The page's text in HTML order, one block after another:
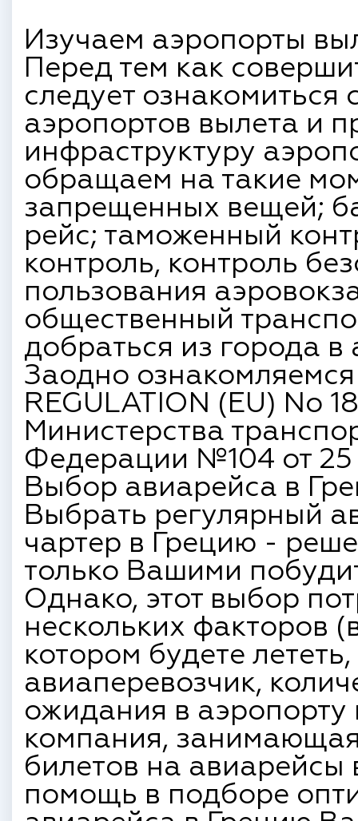
Изучаем аэропорты
Перед тем как
следует
аэропортов вылета и
инфраструктуру
обращаем на такие
запрещенных вещей;
рейс; таможенный
контроль, контроль
пользования
общественный
добраться из города в
Заодно ознакомляемся
REGULATION (EU) No
Министерства
Федерации №104 от 25
Выбор авиарейса в
Выбрать регулярный
чартер в Грецию -
только Вашими
Однако, этот выбор
нескольких факторов
котором будете
авиаперевозчик,
ожидания в
компания,
билетов на авиарейсы
помощь в подборе